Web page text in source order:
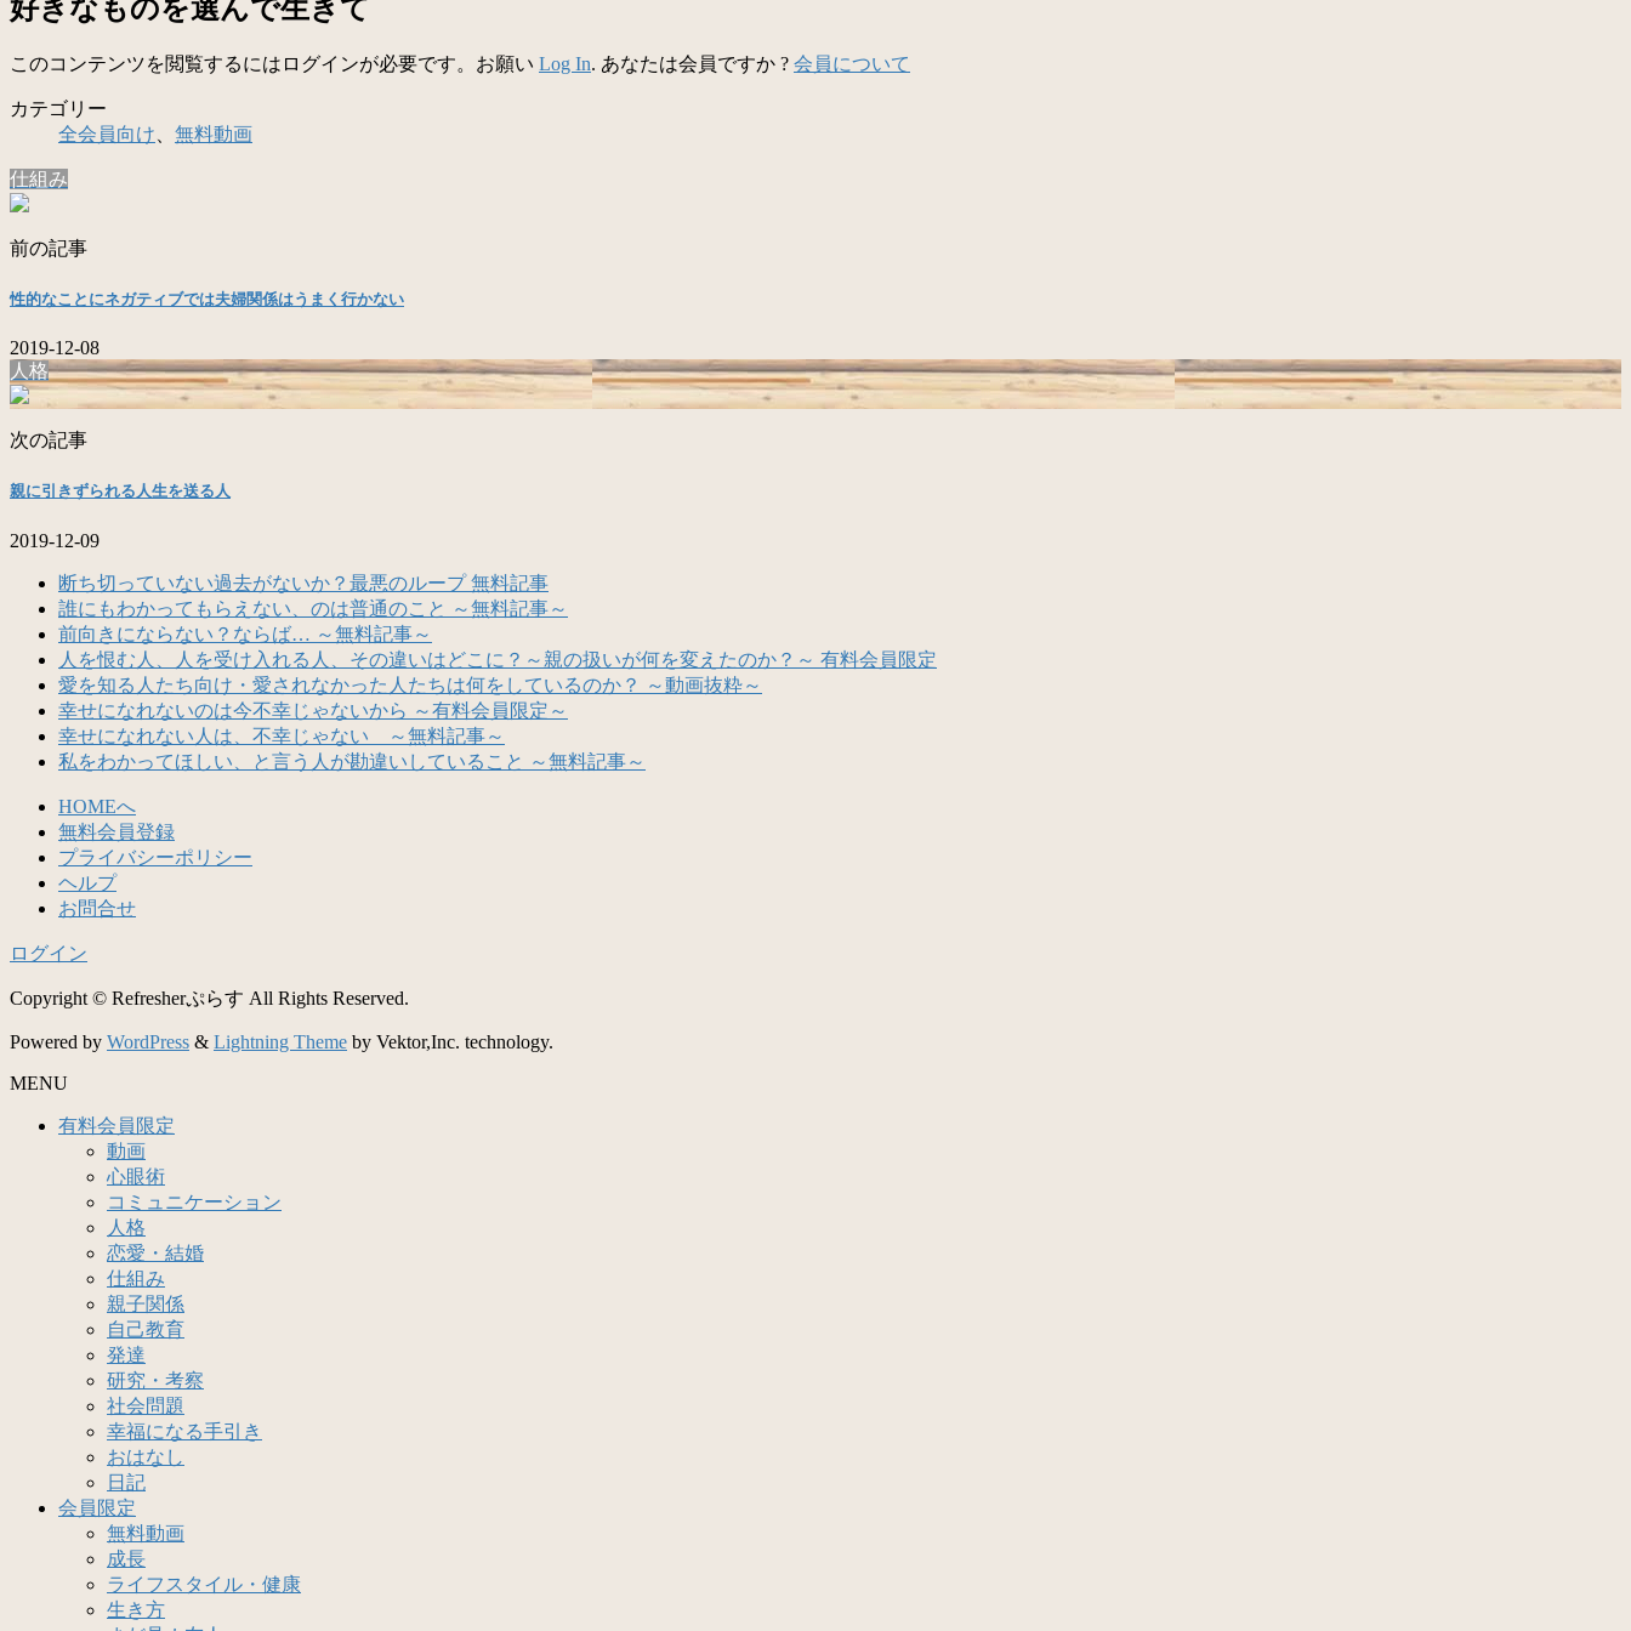
好きなものを選んで生きて
このコンテンツを閲覧するにはログインが必要です。お願い Log In. あなたは会員ですか ? 会員について
カテゴリー
全会員向け
無料動画
仕組み
前の記事
性的なことにネガティブでは夫婦関係はうまく行かない
2019-12-08
人格
次の記事
親に引きずられる人生を送る人
2019-12-09
断ち切っていない過去がないか？最悪のループ 無料記事
誰にもわかってもらえない、のは普通のこと ～無料記事～
前向きにならない？ならば… ～無料記事～
人を恨む人、人を受け入れる人、その違いはどこに？～親の扱いが何を変えたのか？～ 有料会員限定
愛を知る人たち向け・愛されなかった人たちは何をしているのか？ ～動画抜粋～
幸せになれないのは今不幸じゃないから ～有料会員限定～
幸せになれない人は、不幸じゃない ～無料記事～
私をわかってほしい、と言う人が勘違いしていること ～無料記事～
HOMEへ
無料会員登録
プライバシーポリシー
ヘルプ
お問合せ
ログイン
Copyright © Refresherぷらす All Rights Reserved.
Powered by WordPress & Lightning Theme by Vektor,Inc. technology.
MENU
有料会員限定
動画
心眼術
コミュニケーション
人格
恋愛・結婚
仕組み
親子関係
自己教育
発達
研究・考察
社会問題
幸福になる手引き
おはなし
日記
会員限定
無料動画
成長
ライフスタイル・健康
生き方